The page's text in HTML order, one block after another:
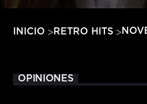
INICIO RETRO HITS
OPINIONES